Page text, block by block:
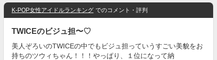
K-POP女性アイドルランキング でのコメント・評判
TWICEのビジュ担〜♡
美人ぞろいのTWICEの中でもビジュ担っていうすごい美貌をお
持ちのツウィちゃん！！！やっぱり、１位になって納